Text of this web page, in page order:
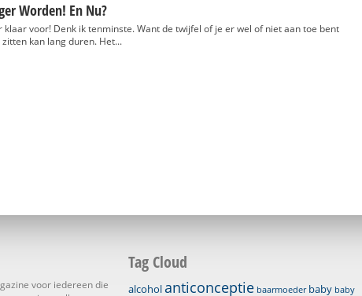
Worden! En Nu?
klaar voor! Denk ik tenminste. Want de twijfel of je er wel of niet aan toe bent
kan lang duren. Het...
voor iedereen die
Tag Cloud
alcoholanticonceptie baarmoeder baby baby